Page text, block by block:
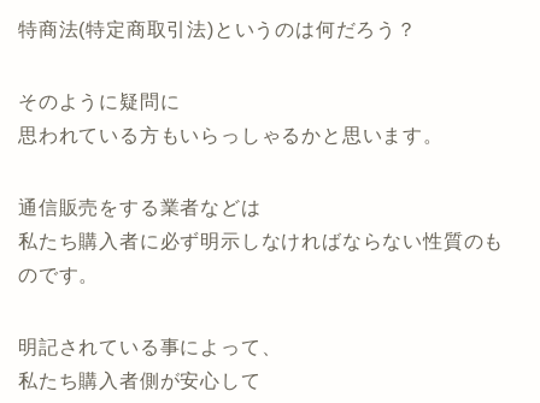
特商法(特定商取引法)というのは何だろう？
そのように疑問に
思われている方もいらっしゃるかと思います。
通信販売をする業者などは
私たち購入者に必ず明示しなければならない性質のも
のです。
明記されている事によって、
私たち購入者側が安心して